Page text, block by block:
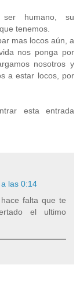
humano, su
tenemos.
mas locos aún, a
nos ponga por
nosotros y
a estar locos, por
esta entrada
las 0:14
falta que te
el ultimo